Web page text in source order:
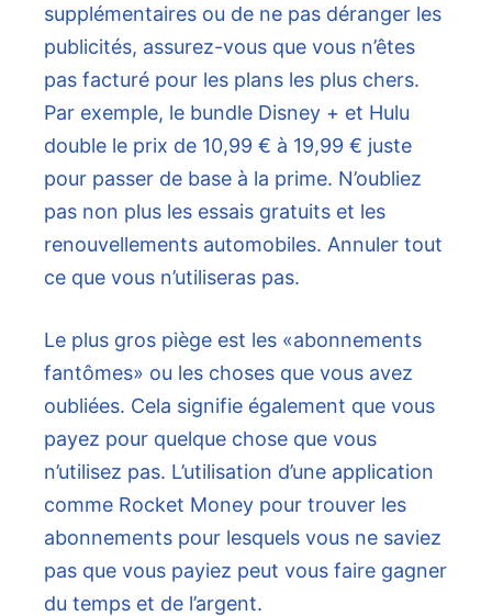
supplémentaires ou de ne pas déranger les
publicités, assurez-vous que vous n’êtes
pas facturé pour les plans les plus chers.
Par exemple, le bundle Disney + et Hulu
double le prix de 10,99 € à 19,99 € juste
pour passer de base à la prime. N’oubliez
pas non plus les essais gratuits et les
renouvellements automobiles. Annuler tout
ce que vous n’utiliseras pas.
Le plus gros piège est les «abonnements
fantômes» ou les choses que vous avez
oubliées. Cela signifie également que vous
payez pour quelque chose que vous
n’utilisez pas. L’utilisation d’une application
comme Rocket Money pour trouver les
abonnements pour lesquels vous ne saviez
pas que vous payiez peut vous faire gagner
du temps et de l’argent.